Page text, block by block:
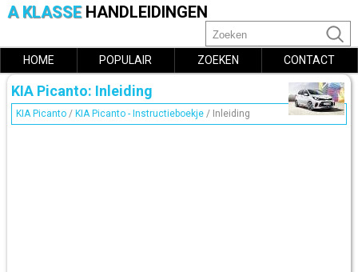
A KLASSE HANDLEIDINGEN
HOME POPULAIR ZOEKEN CONTACT
KIA Picanto: Inleiding
KIA Picanto/ KIA Picanto - Instructieboekje/ Inleiding